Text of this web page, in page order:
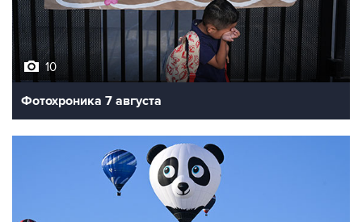
10
Фотохроника 7 августа